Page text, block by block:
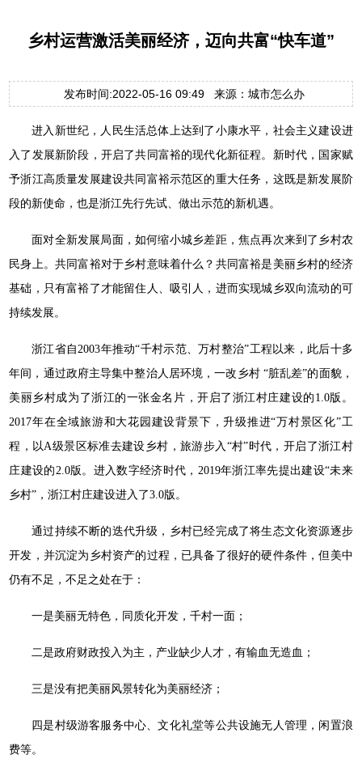
乡村运营激活美丽经济，迈向共富“快车道”
发布时间:2022-05-16 09:49 来源：城市怎么办
进入新世纪，人民生活总体上达到了小康水平，社会主义建设进
入了发展新阶段，开启了共同富裕的现代化新征程。新时代，国家赋
予浙江高质量发展建设共同富裕示范区的重大任务，这既是新发展阶
段的新使命，也是浙江先行先试、做出示范的新机遇。
面对全新发展局面，如何缩小城乡差距，焦点再次来到了乡村农
民身上。共同富裕对于乡村意味着什么？共同富裕是美丽乡村的经济
基础，只有富裕了才能留住人、吸引人，进而实现城乡双向流动的可
持续发展。
浙江省自2003年推动“千村示范、万村整治”工程以来，此后十多
年间，通过政府主导集中整治人居环境，一改乡村 “脏乱差”的面貌，
美丽乡村成为了浙江的一张金名片，开启了浙江村庄建设的1.0版。
2017年在全域旅游和大花园建设背景下，升级推进“万村景区化”工
程，以A级景区标准去建设乡村，旅游步入“村”时代，开启了浙江村
庄建设的2.0版。进入数字经济时代，2019年浙江率先提出建设“未来
乡村”，浙江村庄建设进入了3.0版。
通过持续不断的迭代升级，乡村已经完成了将生态文化资源逐步
开发，并沉淀为乡村资产的过程，已具备了很好的硬件条件，但美中
仍有不足，不足之处在于：
一是美丽无特色，同质化开发，千村一面；
二是政府财政投入为主，产业缺少人才，有输血无造血；
三是没有把美丽风景转化为美丽经济；
四是村级游客服务中心、文化礼堂等公共设施无人管理，闲置浪
费等。